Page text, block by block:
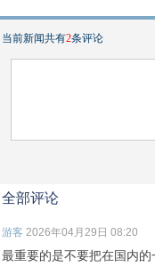
当前新闻共有2条评论
全部评论
游客 2026年04月29日 08:20
最重要的是不要把在国内